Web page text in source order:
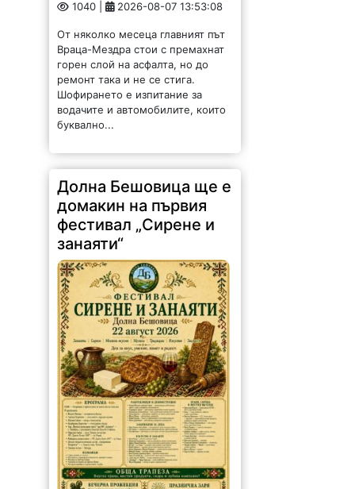
ремонт така и не се стига.
водачите и автомобилите, които
буквално...
Долна Бешовица ще е
домакин на първия
фестивал „Сирене и
занаяти“
270 | 2026-08-07 13:27:27
На 22 август в китното романско
село Долна Бешовица ще се